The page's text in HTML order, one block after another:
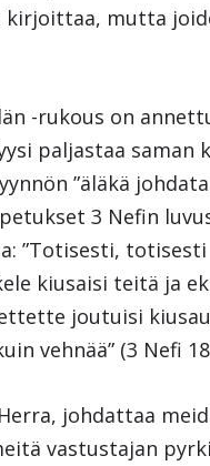
mutta
-rukous on
paljastaa
”äläkä
3 Nefin
”Totisesti,
kiusaisi teitä ja
joutuisi
vehnää” (3 Nefi
johdattaa
vastustajan